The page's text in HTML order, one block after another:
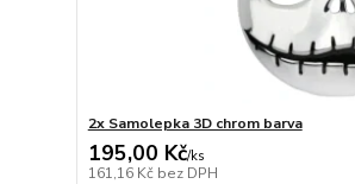
2x Samolepka 3D chrom barva
195,00 Kč/ks
161,16 Kč bez DPH